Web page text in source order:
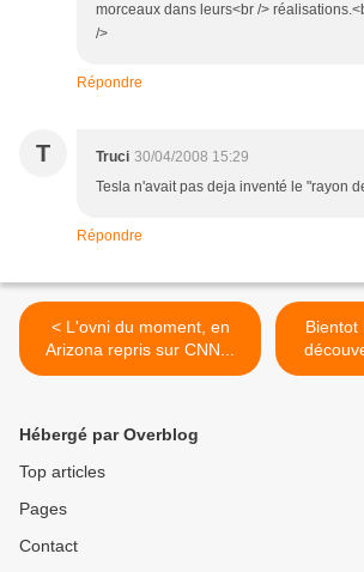
morceaux dans leurs<br />
/>
Répondre
T Truci 30/04/2008 15:29
Tesla n'avait pas deja inventé le "rayon
Répondre
< L'ovni du moment, en
Arizona repris sur CNN...
Bientot
Hébergé par Overblog
Top articles
Pages
Contact